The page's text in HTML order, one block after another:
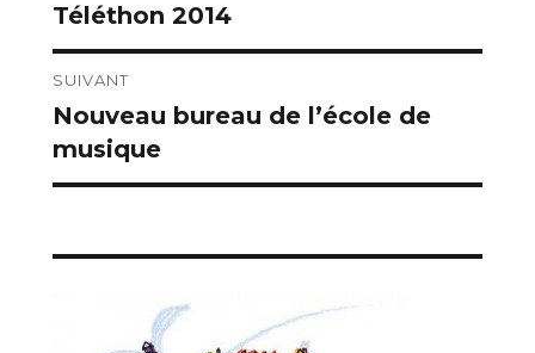
de
l’article
Publication
précédente :
Téléthon 2014
SUIVANT
Publication
suivante :
Nouveau bureau de l’école de
musique